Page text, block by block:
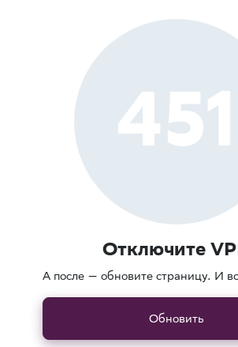
451
Отключите
А после — обновите страницу. И
Обновить